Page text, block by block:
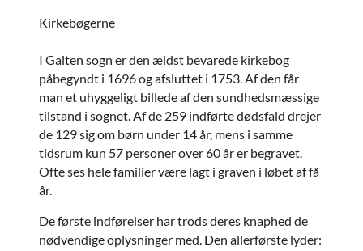
Kirkebøgerne
I Galten sogn er den ældst bevarede kirkebog
påbegyndt i 1696 og afsluttet i 1753. Af den får
man et uhyggeligt billede af den sundhedsmæssige
tilstand i sognet. Af de 259 indførte dødsfald drejer
de 129 sig om børn under 14 år, mens i samme
tidsrum kun 57 personer over 60 år er begravet.
Ofte ses hele familier være lagt i graven i løbet af få
år.
De første indførelser har trods deres knaphed de
nødvendige oplysninger med. Den allerførste lyder: